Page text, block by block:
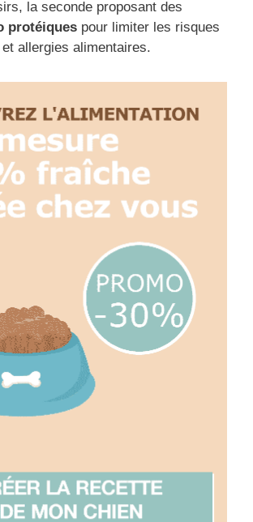
la seconde proposant des
protéiques pour limiter les risques
et allergies alimentaires.